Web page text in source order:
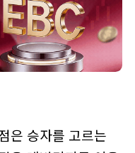
은 승자를 고르는